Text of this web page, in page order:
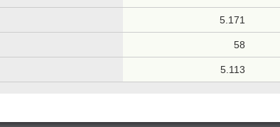
5.171
58
5.113